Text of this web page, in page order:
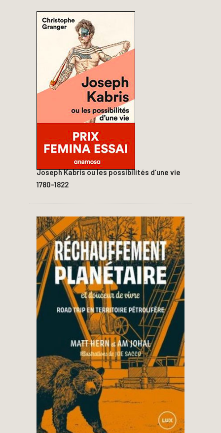
Joseph Kabris ou les possibilités d’une vie
1780-1822